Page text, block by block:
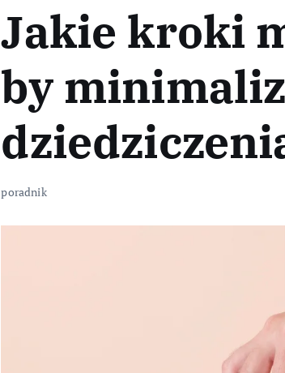
Jakie kroki
by
poradnik